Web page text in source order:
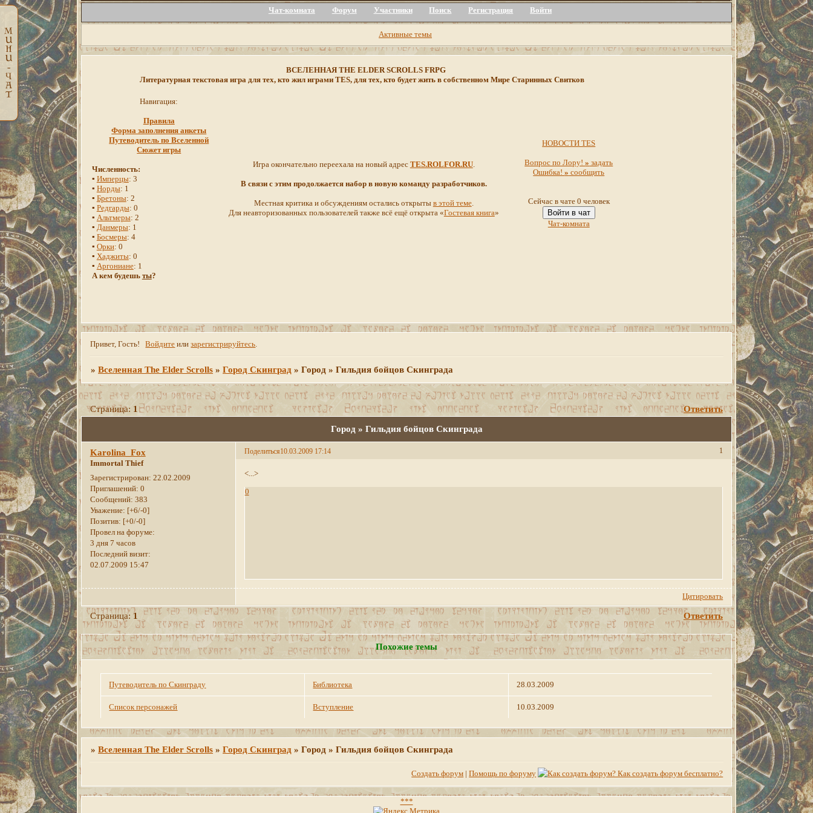
Чат-комната Форум Участники Поиск Регистрация Войти
Активные темы
ВСЕЛЕННАЯ THE ELDER SCROLLS FRPG
Литературная текстовая игра для тех, кто жил играми TES, для тех, кто будет жить в собственном Мире Старинных Свитков
Навигация:
Правила
Форма заполнения анкеты
Путеводитель по Вселенной
Сюжет игры
Численность:
▪ Имперцы: 3
▪ Норды: 1
▪ Бретоны: 2
▪ Редгарды: 0
▪ Альтмеры: 2
▪ Данмеры: 1
▪ Босмеры: 4
▪ Орки: 0
▪ Хаджиты: 0
▪ Аргониане: 1
А кем будешь ты?
Игра окончательно переехала на новый адрес TES.ROLFOR.RU.
В связи с этим продолжается набор в новую команду разработчиков.
Местная критика и обсуждениям остались открыты в этой теме.
Для неавторизованных пользователей также всё ещё открыта «Гостевая книга»
НОВОСТИ TES
Вопрос по Лору!» задать
Ошибка!» сообщить
Сейчас в чате 0 человек
Войти в чат
Чат-комната
Привет, Гость! Войдите илизарегистрируйтесь
»Вселенная The Elder Scrolls »Город Скинград »Город » Гильдия бойцов Скинграда
Город » Гильдия бойцов Скинграда
Страница: 1 Ответить
Поделиться 1
10.03.2009 17:14
Karolina_Fox
Immortal Thief
Зарегистрирован: 22.02.2009
Приглашений: 0
Сообщений: 383
Уважение: [+6/-0]
Позитив: [+0/-0]
Провел на форуме:
3 дня 7 часов
Последний визит:
02.07.2009 15:47
<...>
0
Цитировать
Ответить
Страница:1
Похожие темы
Путеводитель по Скинграду Библиотека 28.03.2009
Список персонажей Вступление 10.03.2009
»Вселенная The Elder Scrolls »Город Скинград »Город » Гильдия бойцов Скинграда
Создать форум |Помощь по форуму
***